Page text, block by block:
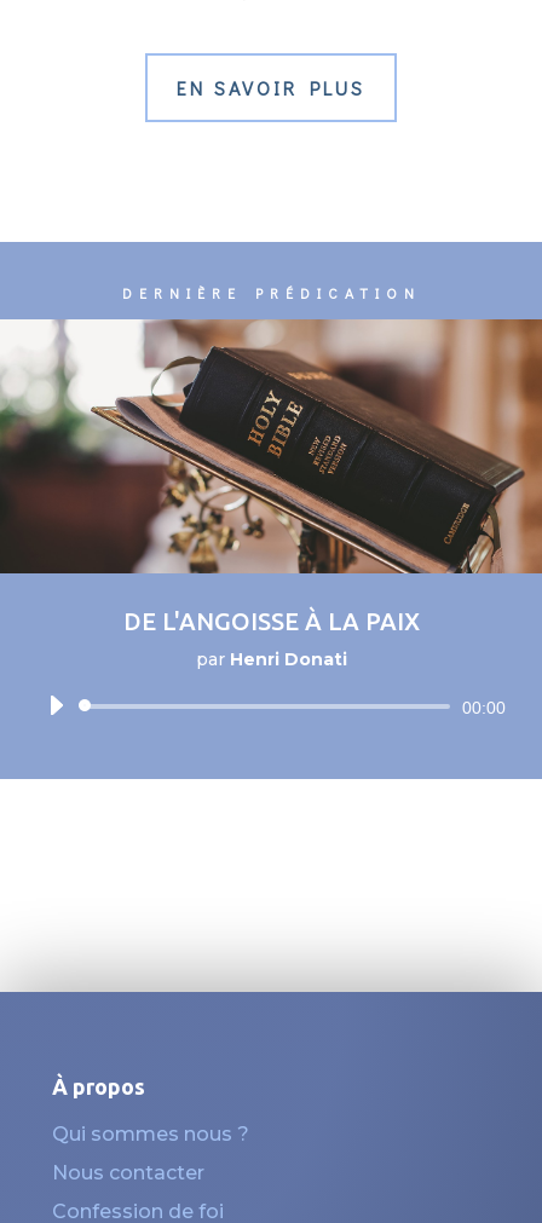
EN SAVOIR PLUS
DERNIÈRE PRÉDICATION
DE L'ANGOISSE À LA PAIX
par Henri Donati
Lecteur
00:00
À propos
Qui sommes nous ?
Nous contacter
Confession de foi